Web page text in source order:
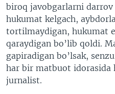
biroq javobgarlarni
hukumat kelgach,
tortilmaydigan, hukumat
qaraydigan bo’lib qoldi.
gapiradigan bo’lsak,
har bir matbuot idorasida
jurnalist.